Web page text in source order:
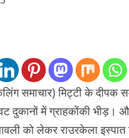
समाचार) मिट्टी के दीपक
दुकानों में ग्राहकोंकी
को लेकर राउरकेला